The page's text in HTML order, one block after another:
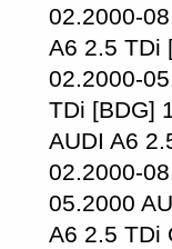
02.2000-
A6 2.5 TDi
02.2000-
TDi [BDG]
AUDI A6
02.2000-
05.2000
A6 2.5 TDi